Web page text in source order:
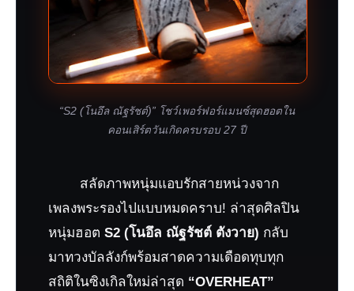
“S2 (โนอึล ณัฐรัชต์)” โชว์เพอร์ฟอร์แมนซ์สุดฮอตใน
คอนเสิร์ตวันเกิดครบรอบ 27 ปี
สลัดภาพหนุ่มแอบรักสายหน่วงจาก
เพลงพระรองไปแบบหมดคราบ! ล่าสุดศิลปิน
หนุ่มฮอต S2 (โนอึล ณัฐรัชต์ ตังวาย) กลับ
มาทวงบัลลังก์พร้อมสาดความเดือดทุบทุก
สถิติในซิงเกิลใหม่ล่าสุด “OVERHEAT”